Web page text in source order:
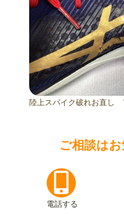
陸上スパイク破れお直し
ご相談は
電話する